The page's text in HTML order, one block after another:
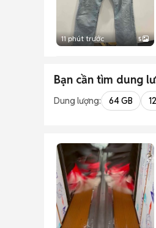
11 phút trước 5
Bạn cần tìm dung
Dung lượng: 64 GB